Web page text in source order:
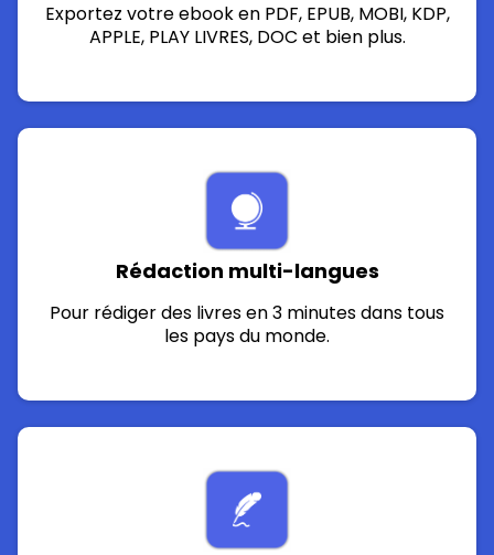
Exportez votre ebook en PDF, EPUB, MOBI, KDP,
APPLE, PLAY LIVRES, DOC et bien plus.
Rédaction multi-langues
Pour rédiger des livres en 3 minutes dans tous
les pays du monde.